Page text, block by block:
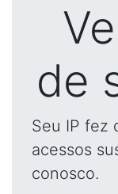
de
Seu IP fez
acessos
conosco.